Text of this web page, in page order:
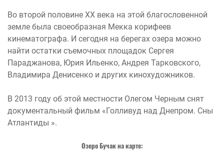
Во второй половине ХХ века на этой благословенной
земле была своеобразная Мекка корифеев
кинематографа. И сегодня на берегах озера можно
найти остатки съемочных площадок Сергея
Параджанова, Юрия Ильенко, Андрея Тарковского,
Владимира Денисенко и других кинохудожников.
В 2013 году об этой местности Олегом Черным снят
документальный фильм «Голливуд над Днепром. Сны
Атлантиды ».
Озеро Бучак накарте: